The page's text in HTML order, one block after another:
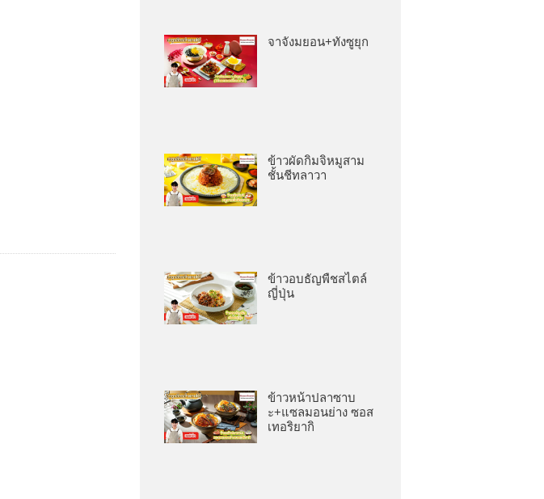
จาจังมยอน+ทังซูยุก
ข้าวผัดกิมจิหมูสาม
ชั้นชีทลาวา
ข้าวอบธัญพืชสไตล์
ญี่ปุ่น
ข้าวหน้าปลาซาบ
ะ+แซลมอนย่าง ซอส
เทอริยากิ